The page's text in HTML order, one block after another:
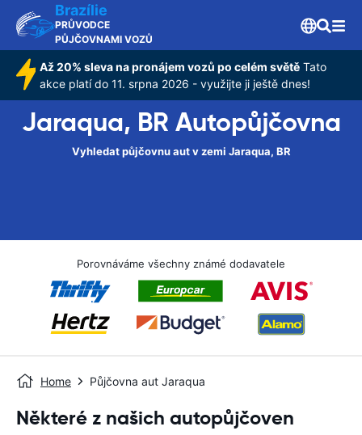
Brazílie
PRŮVODCE
PŮJČOVNAMI VOZŮ
Až 20% sleva na pronájem vozů po celém světě Tato
akce platí do 11. srpna 2026 - využijte ji ještě dnes!
Jaraqua, BR Autopůjčovna
Vyhledat půjčovnu aut v zemi Jaraqua, BR
Porovnáváme všechny známé dodavatele
Home Půjčovna aut Jaraqua
Některé z našich autopůjčoven